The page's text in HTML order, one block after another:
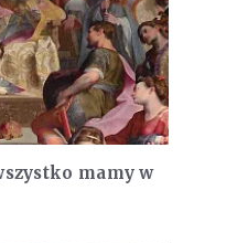
mamy w